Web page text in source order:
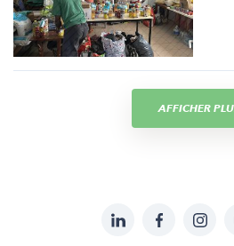
AFFICHER
LinkedInFacebook